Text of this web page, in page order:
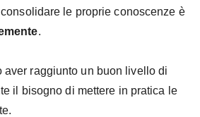
consolidare le proprie conoscenze è
.
aver raggiunto un buon livello di
il bisogno di mettere in pratica le